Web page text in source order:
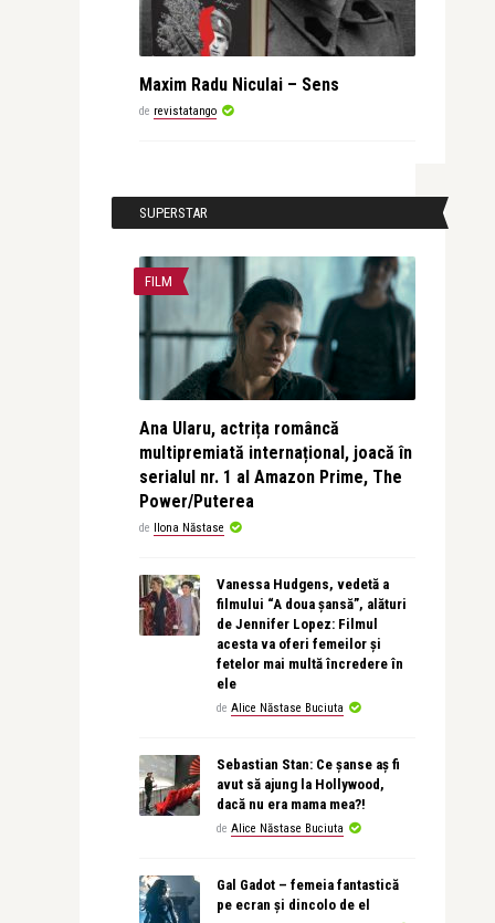
Maxim Radu Niculai – Sens
de revistatango
SUPERSTAR
FILM
Ana Ularu, actrița româncă
multipremiată internațional, joacă în
serialul nr. 1 al Amazon Prime, The
Power/Puterea
de Ilona Năstase
Vanessa Hudgens, vedetă a
filmului “A doua șansă”, alături
de Jennifer Lopez: Filmul
acesta va oferi femeilor și
fetelor mai multă încredere în
ele
de Alice Năstase Buciuta
Sebastian Stan: Ce șanse aș fi
avut să ajung la Hollywood,
dacă nu era mama mea?!
de Alice Năstase Buciuta
Gal Gadot – femeia fantastică
pe ecran și dincolo de el